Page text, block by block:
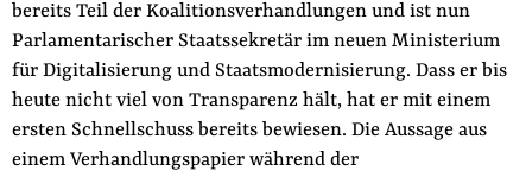
bereits Teil der Koalitionsverhandlungen und ist nun
Parlamentarischer Staatssekretär im neuen Ministerium
für Digitalisierung und Staatsmodernisierung. Dass er bis
heute nicht viel von Transparenz hält, hat er mit einem
ersten Schnellschuss bereits bewiesen. Die Aussage aus
einem Verhandlungspapier während der